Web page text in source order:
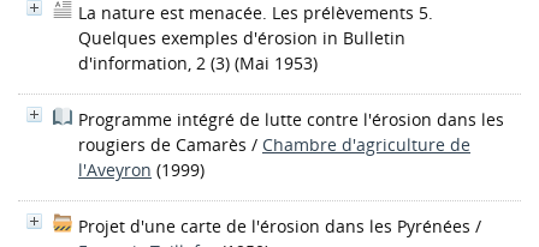
La nature est menacée. Les prélèvements 5.
Quelques exemples d'érosion in Bulletin
d'information, 2 (3) (Mai 1953)
Programme intégré de lutte contre l'érosion dans les
rougiers de Camarès / Chambre d'agriculture de
l'Aveyron (1999)
Projet d'une carte de l'érosion dans les Pyrénées /